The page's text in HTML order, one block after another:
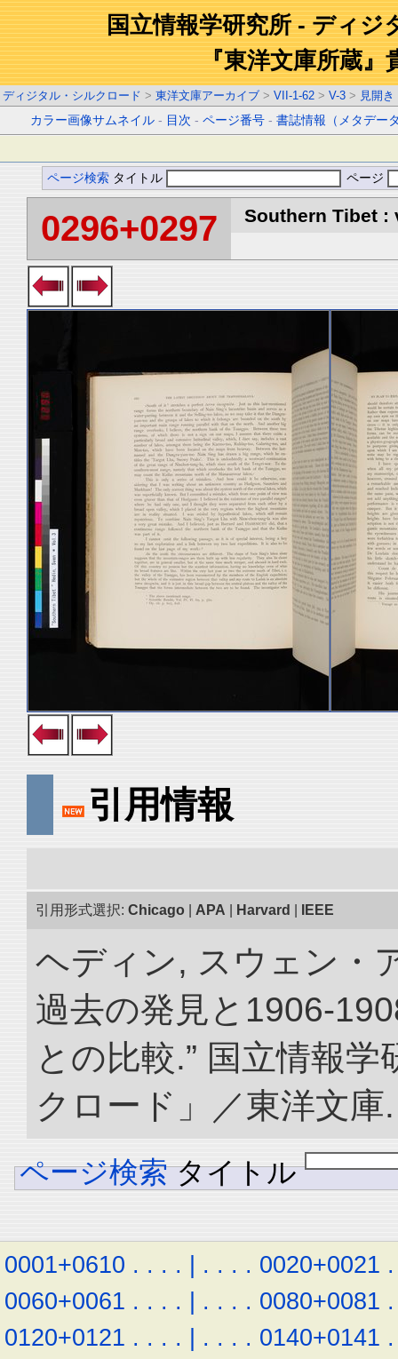
国立情報学研究所 - ディジ
『東洋文庫所蔵』
ディジタル・シルクロード > 東洋文庫アーカイブ > VII-1-62 > V-3 > 見開き
カラー画像サムネイル - 目次 -ページ番号 -書誌情報（メタデー
ページ検索 タイトル ページ
0296+0297 Southern Tibet :
引用情報
引用形式選択: Chicago APA Harvard IEEE
ヘディン, スウェン・
過去の発見と1906-
との比較.” 国立情報
クロード」／東洋文
ページ検索 タイトル
0001+0610 . . . . | . . . . 0020+0021 .
0060+0061 . . . . | . . . . 0080+0081 .
0120+0121 . . . . | . . . . 0140+0141 .